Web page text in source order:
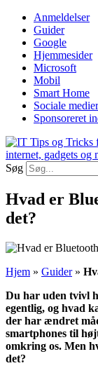
Videre
indhold
Anmeldelser
Guider
Google
Hjemmesider
Microsoft
Mobil
Smart Home
Sociale medier
Sponsoreret
Søg
Hvad er
det?
Hjem » Guider»
Du har uden tvivl
egentlig, og hvad
der har ændret
smartphones til
omkring os. Men
det?